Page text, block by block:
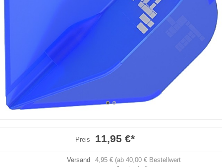
Preis 11,95 €*
Versand
4,95 € (ab 40,00 € Bestellwert